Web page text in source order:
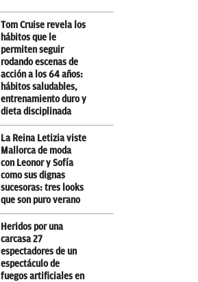
Tom Cruise revela los
hábitos que le
permiten seguir
rodando escenas de
acción a los 64 años:
hábitos saludables,
entrenamiento duro y
dieta disciplinada
La Reina Letizia viste
Mallorca de moda
con Leonor y Sofía
como sus dignas
sucesoras: tres looks
que son puro verano
Heridos por una
carcasa 27
espectadores de un
espectáculo de
fuegos artificiales en